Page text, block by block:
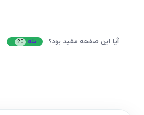
آیا این صفحه مفید بود؟ بله 20